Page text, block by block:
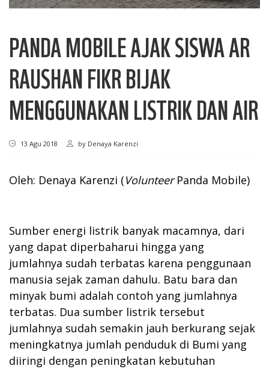
PANDA MOBILE AJAK SISWA AR
RAUSHAN FIKR BIJAK
MENGGUNAKAN LISTRIK DAN AIR
13 Agu 2018 by Denaya Karenzi
Oleh: Denaya Karenzi (VolunteerPanda Mobile)
Sumber energi listrik banyak macamnya, dari
yang dapat diperbaharui hingga yang
jumlahnya sudah terbatas karena penggunaan
manusia sejak zaman dahulu. Batu bara dan
minyak bumi adalah contoh yang jumlahnya
terbatas. Dua sumber listrik tersebut
jumlahnya sudah semakin jauh berkurang sejak
meningkatnya jumlah penduduk di Bumi yang
diiringi dengan peningkatan kebutuhan